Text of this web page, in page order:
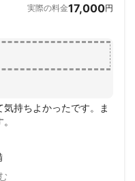
実際の料金17,000円
持ちよかったです。ま